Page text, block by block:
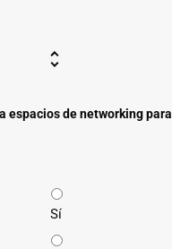
espacios de networking para
Sí